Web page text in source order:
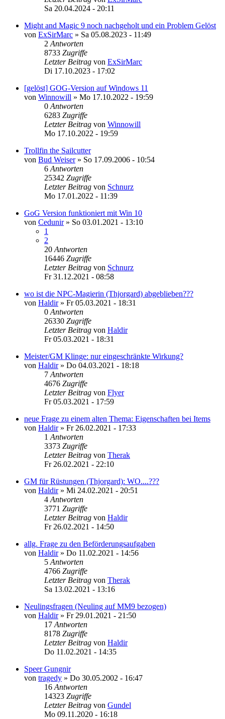
Sa 20.04.2024 - 20:11
Might and Magic 9 noch nachgeholt und ein Problem Gelöst
von ExSirMarc » Sa 05.08.2023 - 11:49
2 Antworten
8733 Zugriffe
Letzter Beitrag von ExSirMarc
Di 17.10.2023 - 17:02
[gelöst] GOG-Version auf Windows 11
von Winnowill » Mo 17.10.2022 - 19:59
0 Antworten
6283 Zugriffe
Letzter Beitrag von Winnowill
Mo 17.10.2022 - 19:59
Trollfin the Sailcutter
von Bud Weiser» So 17.09.2006 - 10:54
6 Antworten
25342 Zugriffe
Letzter Beitrag von Schnurz
Mo 17.01.2022 - 11:39
GoG Version funktioniert mit Win 10
von Cedunir» So 03.01.2021 - 13:10
1
2
20 Antworten
16446 Zugriffe
Letzter Beitrag von Schnurz
Fr 31.12.2021 - 08:58
wo ist die NPC-Magierin (Thjorgard) abgeblieben???
von Haldir» Fr 05.03.2021 - 18:31
0 Antworten
26330 Zugriffe
Letzter Beitrag von Haldir
Fr 05.03.2021 - 18:31
Meister/GM Klinge: nur eingeschränkte Wirkung?
von Haldir» Do 04.03.2021 - 18:18
7 Antworten
4676 Zugriffe
Letzter Beitrag von Flyer
Fr 05.03.2021 - 17:59
neue Frage zu einem alten Thema: Eigenschaften bei Items
von Haldir» Fr 26.02.2021 - 17:33
1 Antworten
3373 Zugriffe
Letzter Beitrag von Therak
Fr 26.02.2021 - 22:10
GM für Rüstungen (Thjorgard): WO....???
von Haldir» Mi 24.02.2021 - 20:51
4 Antworten
3771 Zugriffe
Letzter Beitrag von Haldir
Fr 26.02.2021 - 14:50
allg. Frage zu den Beförderungsaufgaben
von Haldir» Do 11.02.2021 - 14:56
5 Antworten
4766 Zugriffe
Letzter Beitrag von Therak
Sa 13.02.2021 - 13:16
Neulingsfragen (Neuling auf MM9 bezogen)
von Haldir» Fr 29.01.2021 - 21:50
17 Antworten
8178 Zugriffe
Letzter Beitrag von Haldir
Do 11.02.2021 - 14:35
Speer Gungnir
von tragedy » Do 30.05.2002 - 16:47
16 Antworten
14323 Zugriffe
Letzter Beitrag von Gundel
Mo 09.11.2020 - 16:18